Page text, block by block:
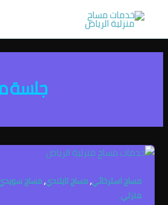
المحتوى
جلسة
مساج استرخائي,مساج تايلندي,مساج
منزلي